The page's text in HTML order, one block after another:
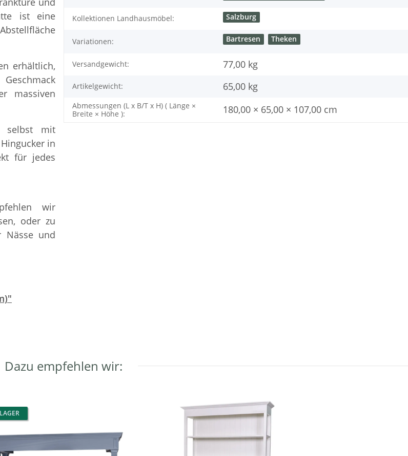
ist eine
erhältlich,
massiven
selbst mit
in
für jedes
wir
oder zu
Nässe und
Kollektionen Landhausmöbel: Salzburg
Variationen: Bartresen Theken
Versandgewicht: 77,00 kg
Artikelgewicht: 65,00 kg
Abmessungen (L x B/T x H) ( Länge ×
Breite × Höhe ):
180,00 × 65,00 × 107,00 cm
Dazu empfehlen wir: